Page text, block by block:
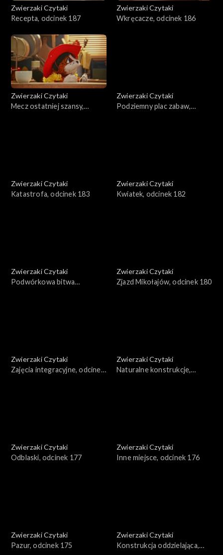
Zwierzaki Czytaki
Recepta, odcinek 187
Zwierzaki Czytaki
Wkręcacze, odcinek 186
Zwierzaki Czytaki
Mecz ostatniej szansy,
Zwierzaki Czytaki
Podziemny plac zabaw,
Zwierzaki Czytaki
Katastrofa, odcinek 183
Zwierzaki Czytaki
Kwiatek, odcinek 182
Zwierzaki Czytaki
Podwórkowa bitwa
Zwierzaki Czytaki
Zjazd Mikołajów, odcinek 180
Zwierzaki Czytaki
Zajęcia integracyjne, odcinek
Zwierzaki Czytaki
Naturalne konstrukcje,
Zwierzaki Czytaki
Odblaski, odcinek 177
Zwierzaki Czytaki
Inne miejsce, odcinek 176
Zwierzaki Czytaki
Pazur, odcinek 175
Zwierzaki Czytaki
Konstrukcja oddzielająca,